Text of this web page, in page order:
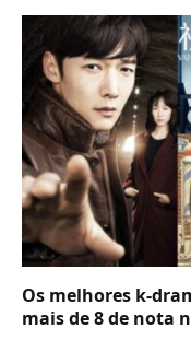
Os melhores k-
mais de 8 de nota